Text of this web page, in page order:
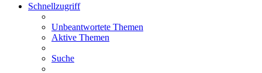
Schnellzugriff
Unbeantwortete Themen
Aktive Themen
Suche